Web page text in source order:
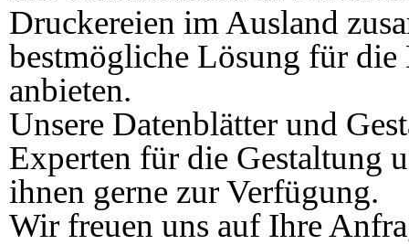
Druckereien im Ausland
bestmögliche Lösung für
anbieten.
Unsere Datenblätter und
Experten für die Gestaltung
ihnen gerne zur Verfügung.
Wir freuen uns auf Ihre